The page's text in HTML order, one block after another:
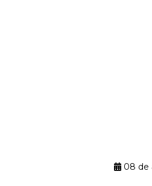
08 de